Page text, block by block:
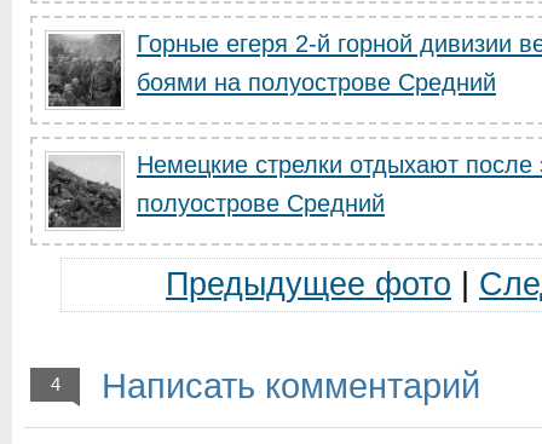
Горные егеря 2-й горной дивизии
боями на полуострове Средний
Немецкие стрелки отдыхают
полуострове Средний
Предыдущее фото
4 Написать комментарий